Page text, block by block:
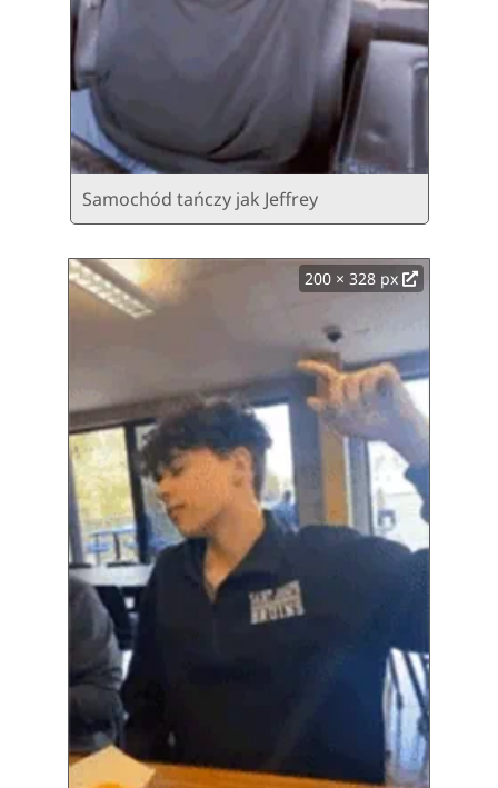
Samochód tańczy jak Jeffrey
200 × 328 px